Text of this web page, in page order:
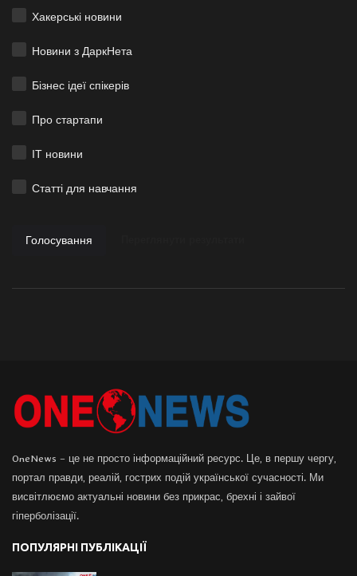
Хакерські новини
Новини з ДаркНета
Бізнес ідеї спікерів
Про стартапи
ІТ новини
Статті для навчання
Голосування
OneNews – це не просто інформаційний ресурс. Це, в першу чергу,
портал правди, реалій, гострих подій української сучасності. Ми
висвітлюємо актуальні новини без прикрас, брехні і зайвої
гіперболізації.
ПОПУЛЯРНІ ПУБЛІКАЦІЇ